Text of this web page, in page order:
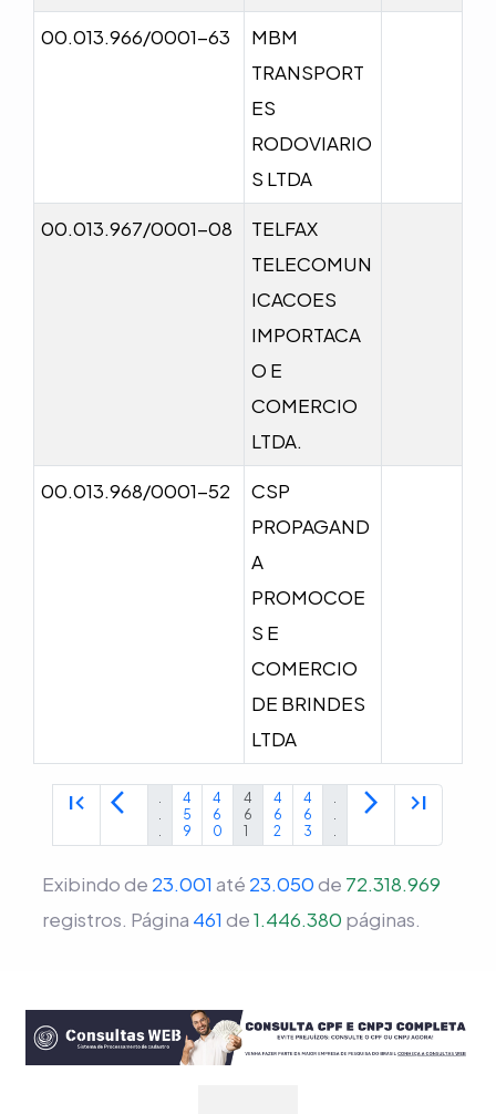
00.013.966/0001-63
MBM
TRANSPORT
ES
RODOVIARIO
S LTDA
00.013.967/0001-08
TELFAX
TELECOMUN
ICACOES
IMPORTACA
O E
COMERCIO
LTDA.
00.013.968/0001-52
CSP
PROPAGAND
A
PROMOCOE
S E
COMERCIO
DE BRINDES
LTDA
first_page arrow_back_ios
.
.
.
4
5
9
4
6
0
4
6
1
4
6
2
4
6
3
.
.
.
arrow_forward_ios last_page
Exibindo de 23.001 até 23.050de 72.318.969
registros. Página 461 de1.446.380 páginas.